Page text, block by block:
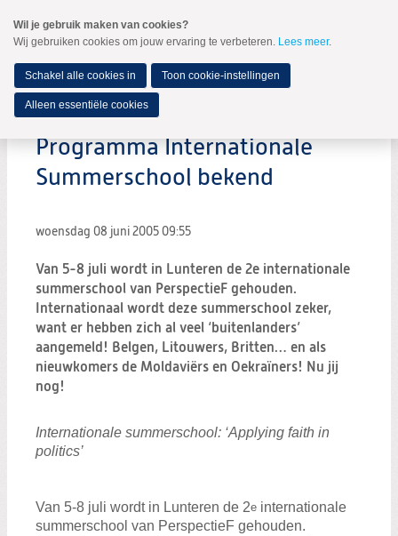
naar
Spring
de
inhoud
Spring
naar
hoofdmenu
MENU
Programma Internationale
Summerschool bekend
woensdag 08 juni 2005 09:55
Van 5-8 juli wordt in Lunteren de 2e internationale
summerschool van PerspectieF gehouden.
Internationaal wordt deze summerschool zeker,
want er hebben zich al veel ‘buitenlanders’
aangemeld! Belgen, Litouwers, Britten… en als
nieuwkomers de Moldaviërs en Oekraïners! Nu jij
nog!
Internationale summerschool: ‘Applying faith in
politics’
Van 5-8 juli wordt in Lunteren de 2e internationale
summerschool van PerspectieF gehouden.
Wil je gebruik maken van cookies?
Wij gebruiken cookies om jouw ervaring te verbeteren. Lees meer.
Schakel alle cookies in Toon cookie-instellingen
Alleen essentiële cookies